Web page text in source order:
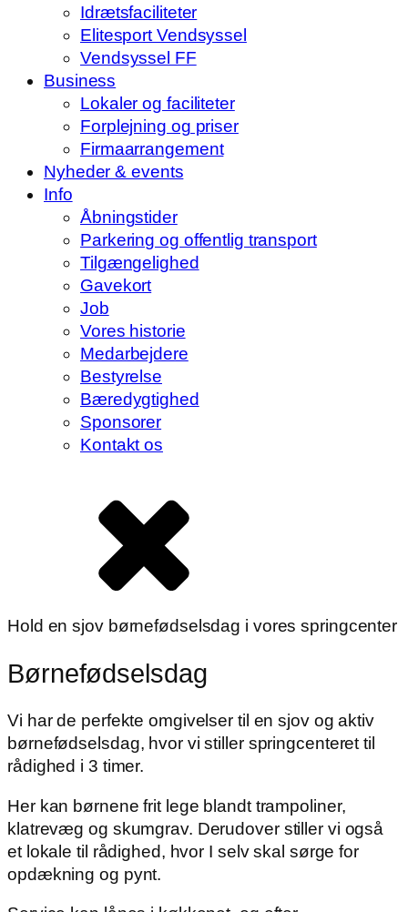
Idrætsfaciliteter
Elitesport Vendsyssel
Vendsyssel FF
Business
Lokaler og faciliteter
Forplejning og priser
Firmaarrangement
Nyheder & events
Info
Åbningstider
Parkering og offentlig transport
Tilgængelighed
Gavekort
Job
Vores historie
Medarbejdere
Bestyrelse
Bæredygtighed
Sponsorer
Kontakt os
Hold en sjov børnefødselsdag i vores springcenter
Børnefødselsdag
Vi har de perfekte omgivelser til en sjov og aktiv
børnefødselsdag, hvor vi stiller springcenteret til
rådighed i 3 timer.
Her kan børnene frit lege blandt trampoliner,
klatrevæg og skumgrav. Derudover stiller vi også
et lokale til rådighed, hvor I selv skal sørge for
opdækning og pynt.